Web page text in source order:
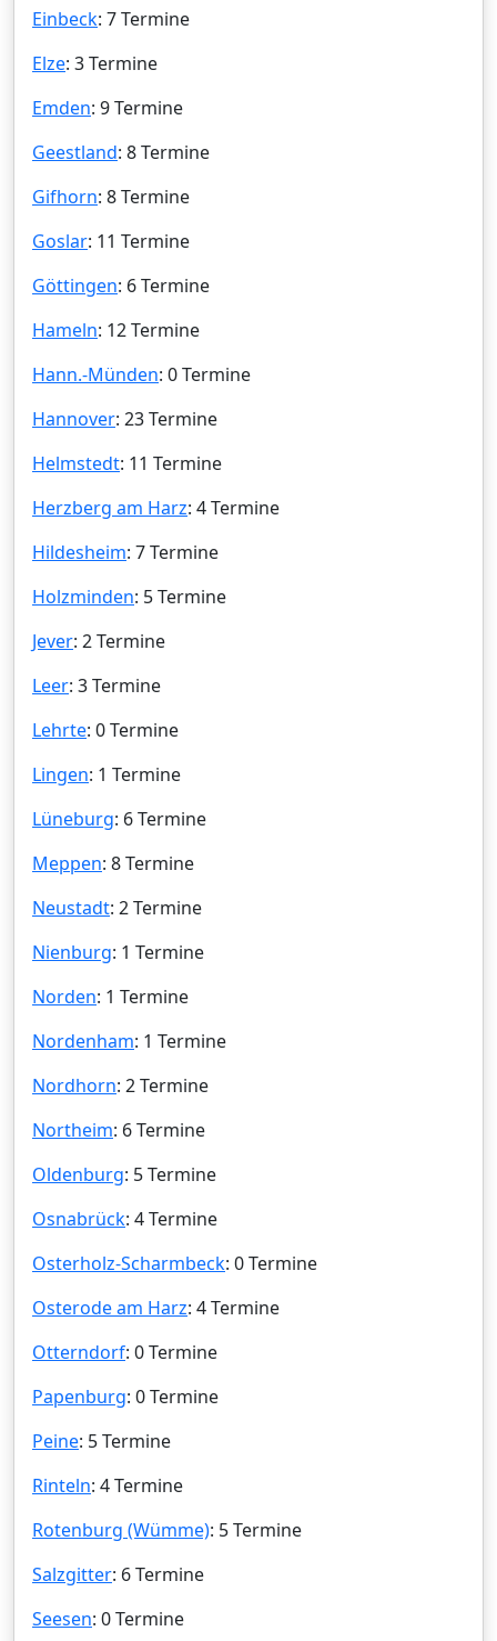
Einbeck: 7 Termine
Elze: 3 Termine
Emden: 9 Termine
Geestland: 8 Termine
Gifhorn: 8 Termine
Goslar: 11 Termine
Göttingen: 6 Termine
Hameln: 12 Termine
Hann.-Münden: 0 Termine
Hannover: 23 Termine
Helmstedt: 11 Termine
Herzberg am Harz: 4 Termine
Hildesheim: 7 Termine
Holzminden: 5 Termine
Jever: 2 Termine
Leer: 3 Termine
Lehrte: 0 Termine
Lingen: 1 Termine
Lüneburg: 6 Termine
Meppen: 8 Termine
Neustadt: 2 Termine
Nienburg: 1 Termine
Norden: 1 Termine
Nordenham: 1 Termine
Nordhorn: 2 Termine
Northeim: 6 Termine
Oldenburg: 5 Termine
Osnabrück: 4 Termine
Osterholz-Scharmbeck: 0 Termine
Osterode am Harz: 4 Termine
Otterndorf: 0 Termine
Papenburg: 0 Termine
Peine: 5 Termine
Rinteln: 4 Termine
Rotenburg (Wümme): 5 Termine
Salzgitter: 6 Termine
Seesen: 0 Termine